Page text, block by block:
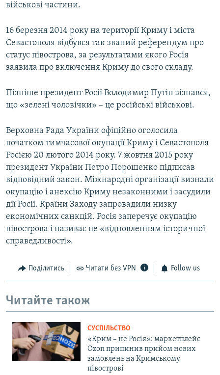
військові частини.
16 березня 2014 року на території Криму і міста
Севастополя відбувся так званий референдум про
статус півострова, за результатами якого Росія
заявила про включення Криму до свого складу.
Пізніше президент Росії Володимир Путін зізнався,
що «зелені чоловічки» – це російські військові.
Верховна Рада України офіційно оголосила
початком тимчасової окупації Криму і Севастополя
Росією 20 лютого 2014 року. 7 жовтня 2015 року
президент України Петро Порошенко підписав
відповідний закон. Міжнародні організації визнали
окупацію і анексію Криму незаконними і засудили
дії Росії. Країни Заходу запровадили низку
економічних санкцій. Росія заперечує окупацію
півострова і називає це «відновленням історичної
справедливості».
Поділитись Читати без VPN Follow us
Читайте також
СУСПІЛЬСТВО
«Крим – не Росія»: маркетплейс
Ozon припинив прийом нових
замовлень на Кримському
півострові